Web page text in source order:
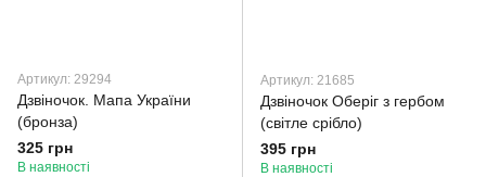
Артикул: 29294
Дзвіночок. Мапа України
(бронза)
325 грн
В наявності
Артикул: 21685
Дзвіночок Оберіг з гербом
(світле срібло)
395 грн
В наявності